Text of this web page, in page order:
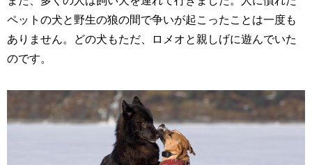
ペットの犬と野生の狼の間で争いが起こったことは一度も
ありません。どの犬もただ、ロメオと親しげに遊んでいた
のです。